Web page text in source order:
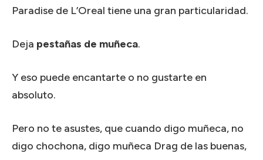
Paradise de L’Oreal tiene una gran particularidad.
Deja pestañas de muñeca.
Y eso puede encantarte o no gustarte en
absoluto.
Pero no te asustes, que cuando digo muñeca, no
digo chochona, digo muñeca Drag de las buenas,